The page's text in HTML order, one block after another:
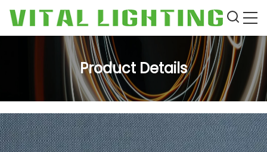
Product Details